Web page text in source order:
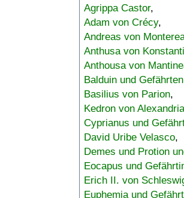
Agrippa Castor,
Adam von Crécy,
Andreas von
Anthusa von
Anthousa von
Balduin und Gefährten
Basilius von Parion,
Kedron von Alexandria
Cyprianus und
David Uribe Velasco,
Demes und Protion
Eocapus und
Erich II. von
Euphemia und